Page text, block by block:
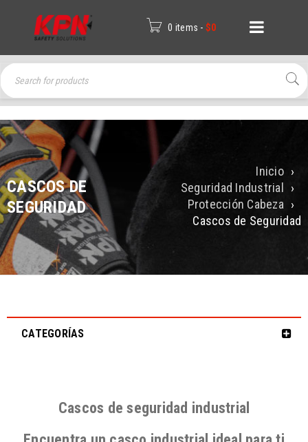
0 items - $0
CASCOS DE
SEGURIDAD
Inicio ›
Seguridad Industrial
›
Protección Cabeza ›
Cascos de Seguridad
CATEGORÍAS
Cascos de seguridad industrial